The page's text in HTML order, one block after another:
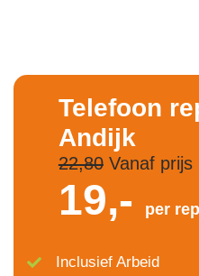
Telefoon
Andijk
22,80Vanaf prijs
19,- per
Inclusief Arbeid